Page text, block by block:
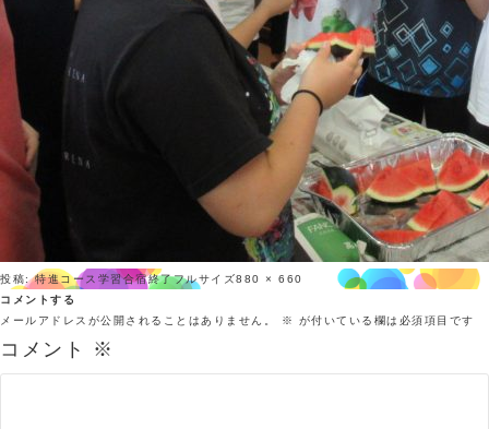
投稿:特進コース学習合宿終了フルサイズ880 × 660
コメントする
メールアドレスが公開されることはありません。
※ が付いている欄は必須項目です
コメント ※